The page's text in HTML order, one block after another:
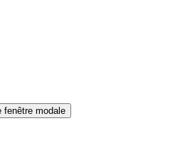
fenêtre modale